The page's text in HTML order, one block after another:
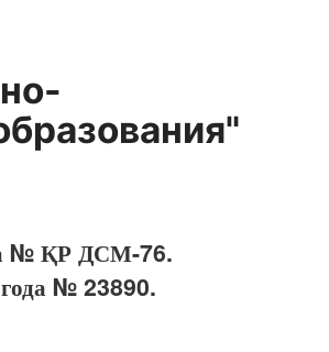
№ ҚР ДСМ-76.
года № 23890.